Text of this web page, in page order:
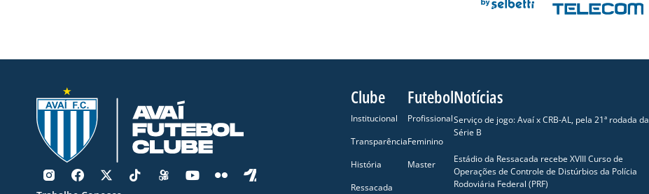
Clube
Institucional
Transparência
História
Ressacada
Futebol
Profissional
Feminino
Master
Notícias
Serviço de jogo: Avaí x CRB-AL, pela 21ª rodada da
Série B
Estádio da Ressacada recebe XVIII Curso de
Operações de Controle de Distúrbios da Polícia
Rodoviária Federal (PRF)